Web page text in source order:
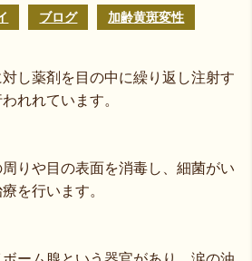
ブログ 加齢黄斑変性
し薬剤を目の中に繰り返し注射す
れれています。
りや目の表面を消毒し、細菌がい
を行います。